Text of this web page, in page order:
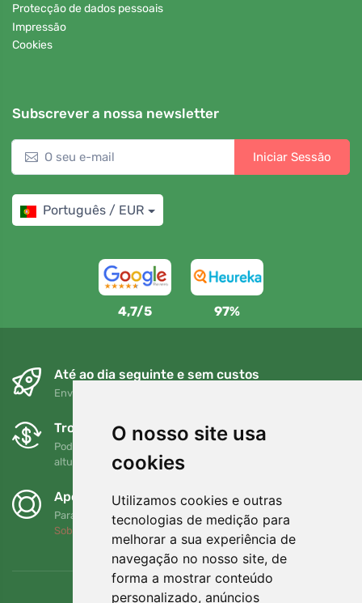
O nosso site usa
cookies
Utilizamos cookies e outras
tecnologias de medição para
melhorar a sua experiência de
navegação no nosso site, de
forma a mostrar conteúdo
personalizado, anúncios
Protecção de dados pessoais
Impressão
Cookies
Subscrever a nossa newsletter
Iniciar Sessão
Português / EUR
4,7/5 97%
Até ao dia seguinte e sem custos
Envio gratuito para encomendas superiores a 80 EUR
Trocas e devoluções gratuitas
Pode devolver ou trocar a sua encomenda em qualquer
altura no prazo de 90 dias
Apoiamos a Trees.org
Para cada encomenda plantamos uma árvore! Leia mais
Sobre nós